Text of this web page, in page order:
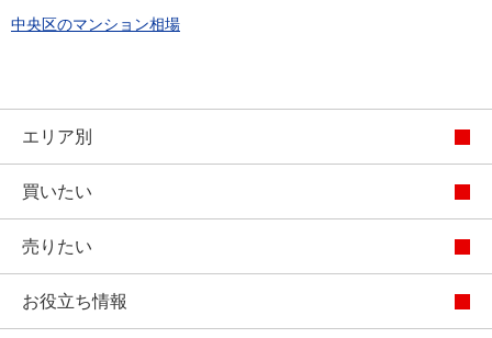
中央区のマンション相場
エリア別
買いたい
売りたい
お役立ち情報